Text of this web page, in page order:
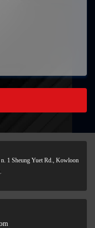
1 Sheung Yuet Rd., Kowloon